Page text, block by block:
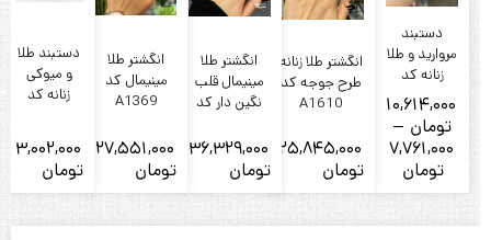
دستبند
مروارید و طلا
زنانه کد
1180
10,614,000
تومان –
7,761,000
تومانPrice
range:
انگشتر طلا زنانه
طرح جوجه کد
A1610
25,845,000
تومان
انگشتر طلا
مینیمال قلب
نگین دار کد
کم اجرت)
36,329,000
تومان
انگشتر طلا
مینیمال کد
A1369
27,551,000
تومان
دستبند طلا
و میوکی
زنانه کد
3,002,000
تومان